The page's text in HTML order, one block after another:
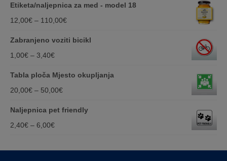
Etiketa/naljepnica za med - model 18
12,00€ – 110,00€Price
110,00€
Zabranjeno voziti bicikl
1,00€ – 3,40€Price
Tabla ploča Mjesto okupljanja
20,00€ – 50,00€Price
50,00€
Naljepnica pet friendly
2,40€ – 6,00€Price